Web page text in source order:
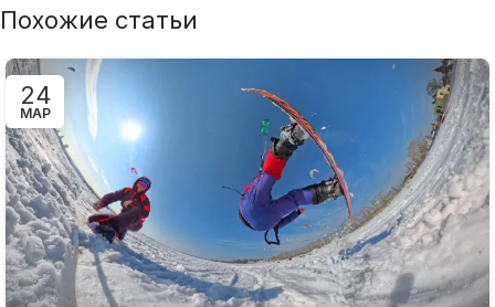
Похожие статьи
24
МАР